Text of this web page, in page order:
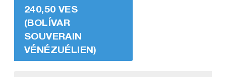
240,50 VES
(BOLÍVAR
SOUVERAIN
VÉNÉZUÉLIEN)